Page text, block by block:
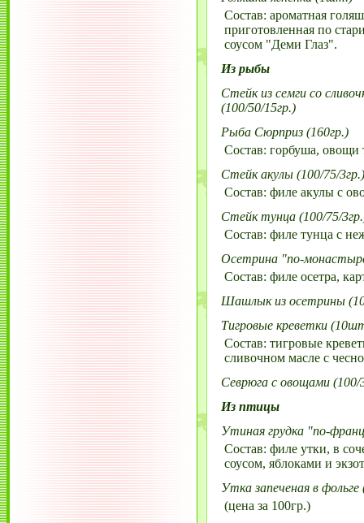
Состав: ароматная
приготовленная по
соусом "Деми Глаз".
Из рыбы
Стейк из семги со
(100/50/15гр.)
Рыба Сюрприз (160гр.)
Состав: горбуша, овощи
Стейк акулы (100/75/3гр.)
Состав: филе акулы с
Стейк тунца (100/75/
Состав: филе тунца с
Осетрина "по-
Состав: филе осетра,
Шашлык из осетрины
Тигровые креветки
Состав: тигровые
сливочном масле с
Севрюга с овощами (100/
Из птицы
Утиная грудка "по-
Состав: филе утки, в
соусом, яблоками и
Утка запеченая в фольге
(цена за 100гр.)